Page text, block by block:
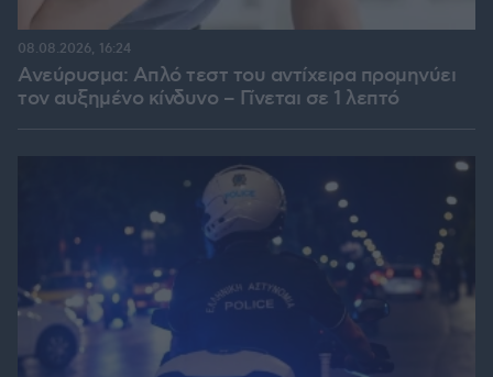
Ανεύρυσμα: Απλό τεστ του αντίχειρα προμηνύει
τον αυξημένο κίνδυνο – Γίνεται σε 1 λεπτό
08.08.2026, 16:24